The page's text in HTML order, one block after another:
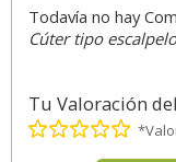
Todavía no hay
Cúter tipo
Tu Valoración